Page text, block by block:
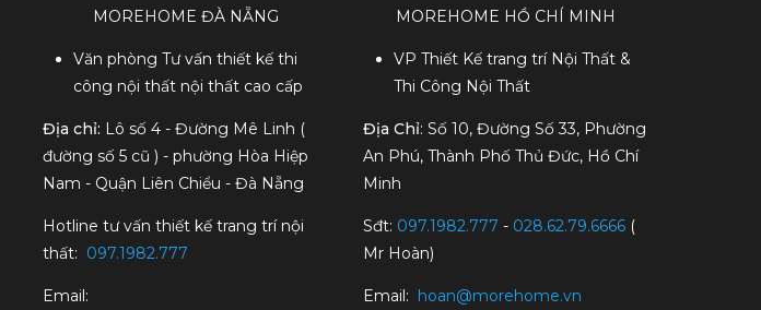
MOREHOME ĐÀ NẴNG
Văn phòng Tư vấn thiết kế thi
công nội thất nội thất cao cấp
Địa chỉ: Lô số 4 - Đường Mê Linh (
đường số 5 cũ ) - phường Hòa Hiệp
Nam - Quận Liên Chiểu - Đà Nẵng
Hotline tư vấn thiết kế trang trí nội
thất: 097.1982.777
Email:
MOREHOME HỒ CHÍ MINH
VP Thiết Kế trang trí Nội Thất &
Thi Công Nội Thất
Địa Chỉ: Số 10, Đường Số 33, Phường
An Phú, Thành Phố Thủ Đức, Hồ Chí
Minh
Sđt: 097.1982.777 - 028.62.79.6666(
Mr Hoàn)
Email: hoan@morehome.vn